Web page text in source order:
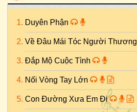
Duyên Phận
Về Đâu Mái Tóc Người Thương
Đắp Mộ Cuộc Tình
Nối Vòng Tay Lớn
Con Đường Xưa Em Đi